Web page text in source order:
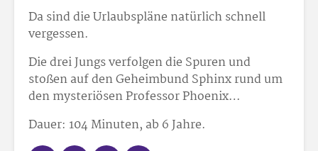
Da sind die Urlaubspläne natürlich schnell
vergessen.
Die drei Jungs verfolgen die Spuren und
stoßen auf den Geheimbund Sphinx rund um
den mysteriösen Professor Phoenix…
Dauer: 104 Minuten, ab 6 Jahre.